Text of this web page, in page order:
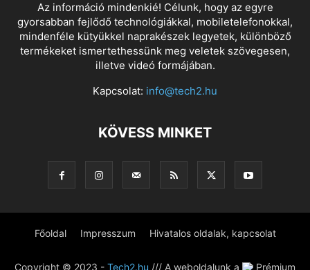
Az információ mindenkié! Célunk, hogy az egyre
gyorsabban fejlődő technológiákkal, mobiletelefonokkal,
mindenféle kütyükkel naprakészek legyetek, különböző
termékeket ismertethessünk meg veletek szövegesen,
illetve videó formájában.
Kapcsolat: info@tech2.hu
KÖVESS MINKET
Főoldal Impresszum Hivatalos oldalak, kapcsolat
Copyright © 2023 - Tech2.hu /// A weboldalunk a Prémium